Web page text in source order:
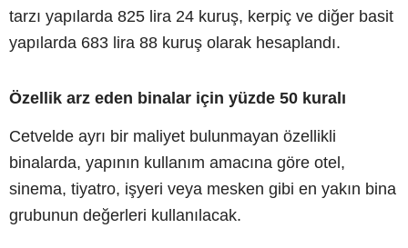
tarzı yapılarda 825 lira 24 kuruş, kerpiç ve diğer basit
yapılarda 683 lira 88 kuruş olarak hesaplandı.
Özellik arz eden binalar için yüzde 50 kuralı
Cetvelde ayrı bir maliyet bulunmayan özellikli
binalarda, yapının kullanım amacına göre otel,
sinema, tiyatro, işyeri veya mesken gibi en yakın bina
grubunun değerleri kullanılacak.